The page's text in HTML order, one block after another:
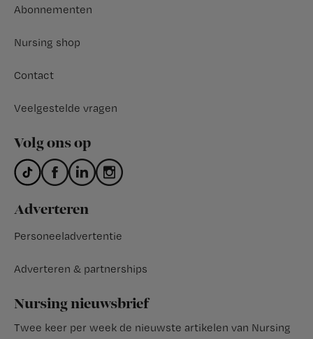
Abonnementen
Nursing shop
Contact
Veelgestelde vragen
Volg ons op
Adverteren
Personeeladvertentie
Adverteren & partnerships
Nursing nieuwsbrief
Twee keer per week de nieuwste artikelen van Nursing